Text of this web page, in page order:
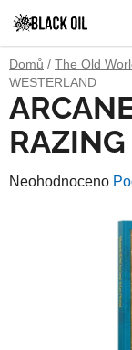
na
obsah
Domů / The Old
WESTERLAND
Průměrné
Neohodnoceno